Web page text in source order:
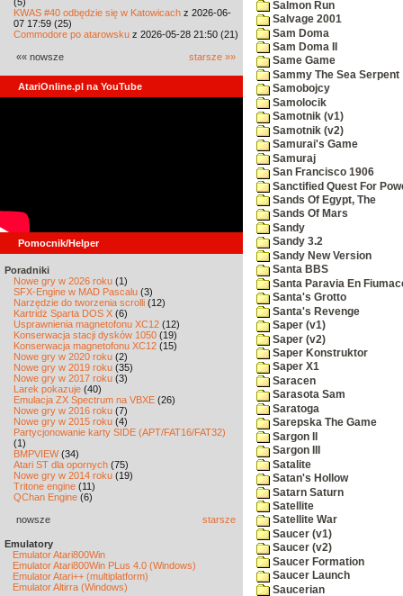
KWAS #40 odbędzie się w Katowicach z 2026-06-
07 17:59 (25)
Commodore po atarowsku z 2026-05-28 21:50 (21)
«« nowsze starsze »»
AtariOnline.pl na YouTube
Pomocnik/Helper
Poradniki
Nowe gry w 2026 roku (1)
SFX-Engine w MAD Pascalu (3)
Narzędzie do tworzenia scrolli (12)
Kartridż Sparta DOS X (6)
Usprawnienia magnetofonu XC12 (12)
Konserwacja stacji dysków 1050 (19)
Konserwacja magnetofonu XC12 (15)
Nowe gry w 2020 roku (2)
Nowe gry w 2019 roku (35)
Nowe gry w 2017 roku (3)
Larek pokazuje (40)
Emulacja ZX Spectrum na VBXE (26)
Nowe gry w 2016 roku (7)
Nowe gry w 2015 roku (4)
Partycjonowanie karty SIDE (APT/FAT16/FAT32)
(1)
BMPVIEW(34)
Atari ST dla opornych (75)
Nowe gry w 2014 roku (19)
Tritone engine (11)
QChan Engine (6)
nowsze starsze
Emulatory
Emulator Atari800Win
Emulator Atari800Win PLus 4.0 (Windows)
Emulator Atari++ (multiplatform)
Emulator Altirra (Windows)
Salmon Run
Salvage 2001
Sam Doma
Sam Doma II
Same Game
Sammy The Sea Serpent
Samobojcy
Samolocik
Samotnik (v1)
Samotnik (v2)
Samurai's Game
Samuraj
San Francisco 1906
Sanctified Quest For
Sands Of Egypt, The
Sands Of Mars
Sandy
Sandy 3.2
Sandy New Version
Santa BBS
Santa Paravia En
Santa's Grotto
Santa's Revenge
Saper (v1)
Saper (v2)
Saper Konstruktor
Saper X1
Saracen
Sarasota Sam
Saratoga
Sarepska The Game
Sargon II
Sargon III
Satalite
Satan's Hollow
Satarn Saturn
Satellite
Satellite War
Saucer (v1)
Saucer (v2)
Saucer Formation
Saucer Launch
Saucerian